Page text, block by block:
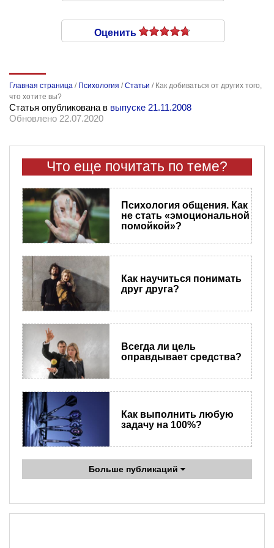
Оценить
Главная страница / Психология /Статьи / Как добиваться от других того,
что хотите вы?
Статья опубликована в выпуске 21.11.2008
Обновлено 22.07.2020
Что еще почитать по теме?
Психология общения. Как
не стать «эмоциональной
помойкой»?
Как научиться понимать
друг друга?
Всегда ли цель
оправдывает средства?
Как выполнить любую
задачу на 100%?
Больше публикаций